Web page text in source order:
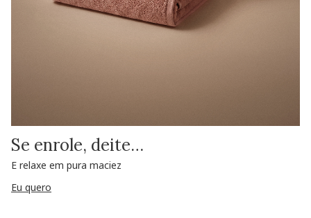
Se enrole, deite…
E relaxe em pura maciez
Eu quero